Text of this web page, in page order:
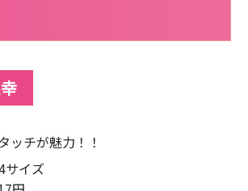
ッチが魅力！！
サイズ